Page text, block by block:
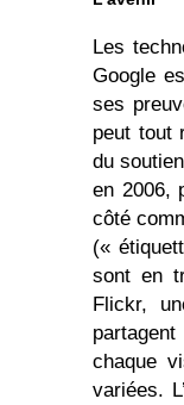
Les
Google
ses
peut tout
du
en 2006,
côté
(«
sont en
Flickr,
chaque
variées.